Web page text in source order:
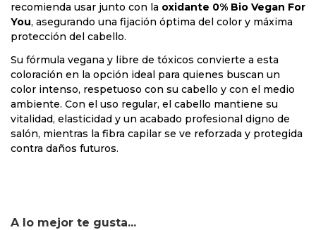
recomienda usar junto con la oxidante 0% Bio Vegan For
You, asegurando una fijación óptima del color y máxima
protección del cabello.
Su fórmula vegana y libre de tóxicos convierte a esta
coloración en la opción ideal para quienes buscan un
color intenso, respetuoso con su cabello y con el medio
ambiente. Con el uso regular, el cabello mantiene su
vitalidad, elasticidad y un acabado profesional digno de
salón, mientras la fibra capilar se ve reforzada y protegida
contra daños futuros.
A lo mejor te gusta...